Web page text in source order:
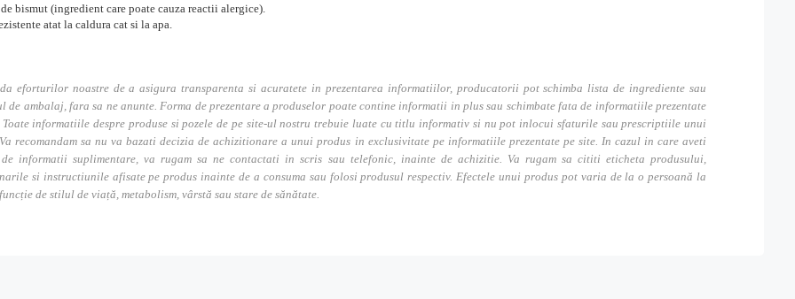
bismut (ingredient care poate cauza reactii alergice).
atat la caldura cat si la apa.
eforturilor noastre de a asigura transparenta si acuratete in prezentarea informatiilor, producatorii pot schimba lista de ingrediente sau
de ambalaj, fara sa ne anunte. Forma de prezentare a produselor poate contine informatii in plus sau schimbate fata de informatiile prezentate
Toate informatiile despre produse si pozele de pe site-ul nostru trebuie luate cu titlu informativ si nu pot inlocui sfaturile sau prescriptiile unui
recomandam sa nu va bazati decizia de achizitionare a unui produs in exclusivitate pe informatiile prezentate pe site. In cazul in care aveti
de informatii suplimentare, va rugam sa ne contactati in scris sau telefonic, inainte de achizitie. Va rugam sa cititi eticheta produsului,
si instructiunile afisate pe produs inainte de a consuma sau folosi produsul respectiv. Efectele unui produs pot varia de la o persoană la
de stilul de viață, metabolism, vârstă sau stare de sănătate.